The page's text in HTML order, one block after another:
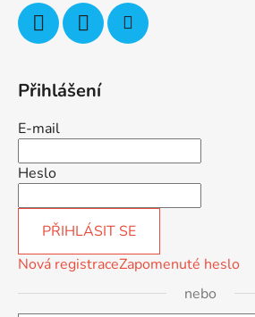
Přihlášení
E-mail
Heslo
PŘIHLÁSIT SE
Nová registraceZapomenuté heslo
nebo